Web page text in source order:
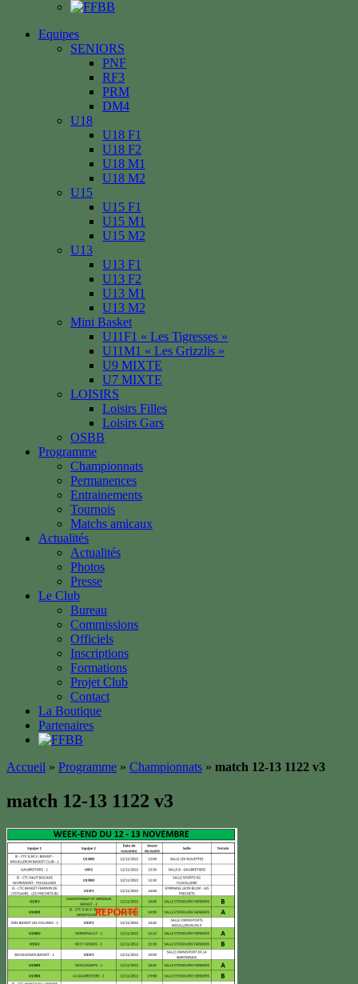
Equipes
SENIORS
PNF
RF3
PRM
DM4
U18
U18 F1
U18 F2
U18 M1
U18 M2
U15
U15 F1
U15 M1
U15 M2
U13
U13 F1
U13 F2
U13 M1
U13 M2
Mini Basket
U11F1 « Les Tigresses »
U11M1 « Les Grizzlis »
U9 MIXTE
U7 MIXTE
LOISIRS
Loisirs Filles
Loisirs Gars
OSBB
Programme
Championnats
Permanences
Entrainements
Tournois
Matchs amicaux
Actualités
Actualités
Photos
Presse
Le Club
Bureau
Commissions
Officiels
Inscriptions
Formations
Projet Club
Contact
La Boutique
Partenaires
Accueil » Programme » Championnats » match 12-13 1122 v3
match 12-13 1122 v3